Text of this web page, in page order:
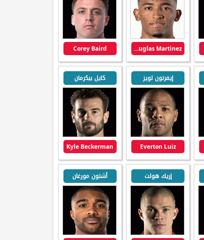
Douglas Martinez
Corey Baird
إيفرتون لويز
Everton Luiz
كايل بيكرمان
Kyle Beckerman
إريك هولت أشتون مورغان